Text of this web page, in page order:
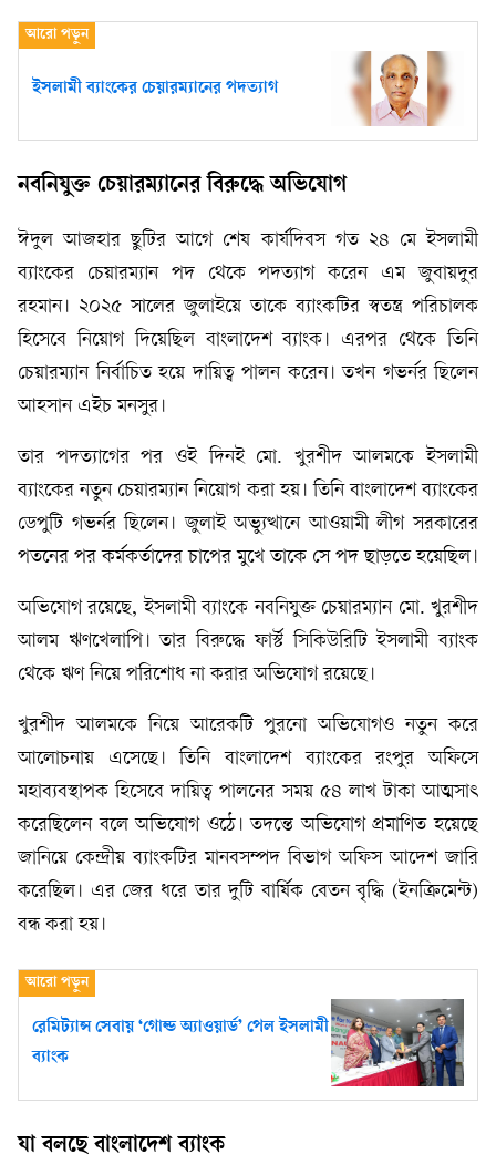
ইসলামী ব্যাংকের চেয়ারম্যানের পদত্যাগ
নবনিযুক্ত চেয়ারম্যানের বিরুদ্ধে অভিযোগ
ঈদুল আজহার ছুটির আগে শেষ কার্যদিবস গত ২৪ মে ইসলামী
ব্যাংকের চেয়ারম্যান পদ থেকে পদত্যাগ করেন এম জুবায়দুর
রহমান। ২০২৫ সালের জুলাইয়ে তাকে ব্যাংকটির স্বতন্ত্র পরিচালক
হিসেবে নিয়োগ দিয়েছিল বাংলাদেশ ব্যাংক। এরপর থেকে তিনি
চেয়ারম্যান নির্বাচিত হয়ে দায়িত্ব পালন করেন। তখন গভর্নর ছিলেন
আহসান এইচ মনসুর।
তার পদত্যাগের পর ওই দিনই মো. খুরশীদ আলমকে ইসলামী
ব্যাংকের নতুন চেয়ারম্যান নিয়োগ করা হয়। তিনি বাংলাদেশ ব্যাংকের
ডেপুটি গভর্নর ছিলেন। জুলাই অভ্যুত্থানে আওয়ামী লীগ সরকারের
পতনের পর কর্মকর্তাদের চাপের মুখে তাকে সে পদ ছাড়তে হয়েছিল।
অভিযোগ রয়েছে, ইসলামী ব্যাংকে নবনিযুক্ত চেয়ারম্যান মো. খুরশীদ
আলম ঋণখেলাপি। তার বিরুদ্ধে ফার্স্ট সিকিউরিটি ইসলামী ব্যাংক
থেকে ঋণ নিয়ে পরিশোধ না করার অভিযোগ রয়েছে।
খুরশীদ আলমকে নিয়ে আরেকটি পুরনো অভিযোগও নতুন করে
আলোচনায় এসেছে। তিনি বাংলাদেশ ব্যাংকের রংপুর অফিসে
মহাব্যবস্থাপক হিসেবে দায়িত্ব পালনের সময় ৫৪ লাখ টাকা আত্মসাৎ
করেছিলেন বলে অভিযোগ ওঠে। তদন্তে অভিযোগ প্রমাণিত হয়েছে
জানিয়ে কেন্দ্রীয় ব্যাংকটির মানবসম্পদ বিভাগ অফিস আদেশ জারি
করেছিল। এর জের ধরে তার দুটি বার্ষিক বেতন বৃদ্ধি (ইনক্রিমেন্ট)
বন্ধ করা হয়।
রেমিট্যান্স সেবায় ‘গোল্ড অ্যাওয়ার্ড’ পেল ইসলামী
ব্যাংক
যা বলছে বাংলাদেশ ব্যাংক